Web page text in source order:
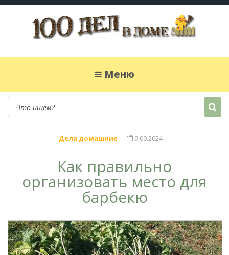
простые рецепты.Меню
Дела домашние 9.09.2024
Как правильно
организовать место для
барбекю